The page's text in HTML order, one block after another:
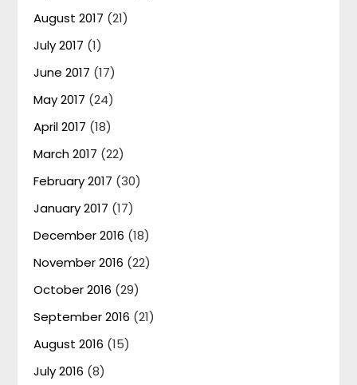
August 2017 (21)
July 2017 (1)
June 2017 (17)
May 2017 (24)
April 2017 (18)
March 2017 (22)
February 2017 (30)
January 2017 (17)
December 2016 (18)
November 2016 (22)
October 2016 (29)
September 2016 (21)
August 2016 (15)
July 2016 (8)